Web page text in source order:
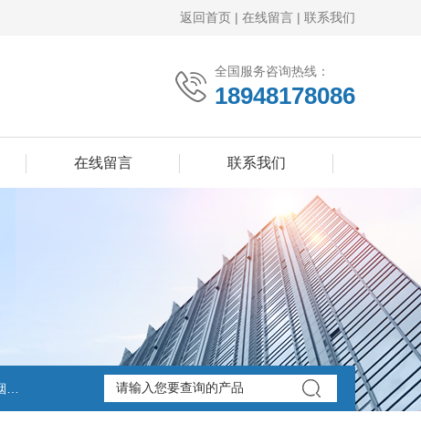
返回首页 | 在线留言 | 联系我们
全国服务咨询热线：
18948178086
在线留言 联系我们